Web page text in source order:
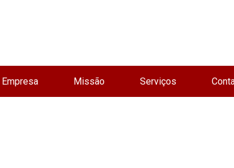
Empresa Missão Serviços